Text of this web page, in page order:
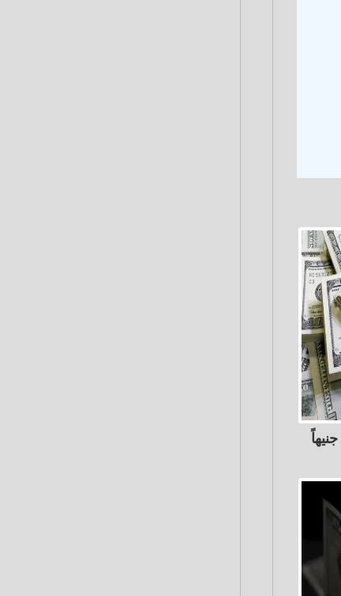
الدولار ينخفض 68 قرشًاً إلى 49.82 جنيهاً